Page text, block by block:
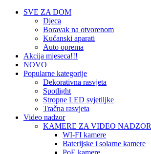
SVE ZA DOM
Djeca
Boravak na otvorenom
Kućanski aparati
Auto oprema
Akcija mjeseca!!!
NOVO
Popularne kategorije
Dekorativna rasvjeta
Spotlight
Stropne LED svjetiljke
Tračna rasvjeta
Video nadzor
KAMERE ZA VIDEO NADZOR
WI-FI kamere
Baterijske i solarne kamere
PoE kamere